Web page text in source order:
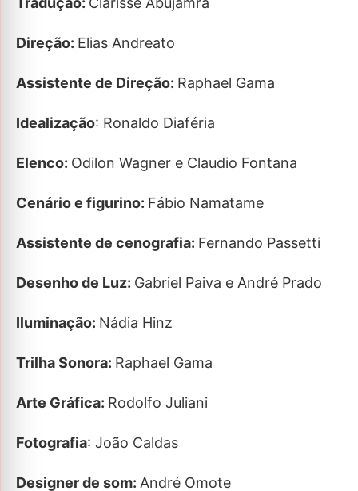
Direção: Elias Andreato
Assistente de Direção: Raphael Gama
Idealização: Ronaldo Diaféria
Elenco: Odilon Wagner e Claudio Fontana
Cenário e figurino: Fábio Namatame
Assistente de cenografia: Fernando Passetti
Desenho de Luz: Gabriel Paiva e André Prado
Iluminação: Nádia Hinz
Trilha Sonora: Raphael Gama
Arte Gráfica: Rodolfo Juliani
Fotografia: João Caldas
Designer de som: André Omote